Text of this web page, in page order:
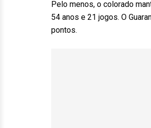
Pelo menos, o colorado
54 anos e 21 jogos. O
pontos.